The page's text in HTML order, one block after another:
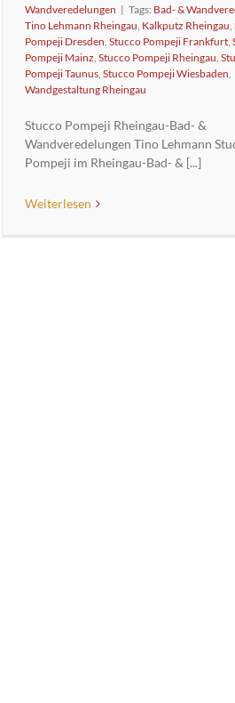
Wandveredelungen | Tags: Bad- &
Tino Lehmann Rheingau, Kalkputz Rheingau,
Pompeji Dresden, Stucco Pompeji Frankfurt,
Pompeji Mainz, Stucco Pompeji Rheingau,
Pompeji Taunus, Stucco Pompeji Wiesbaden,
Wandgestaltung Rheingau
Stucco Pompeji Rheingau-Bad- &
Wandveredelungen Tino Lehmann
Pompeji im Rheingau-Bad- & [...]
Weiterlesen